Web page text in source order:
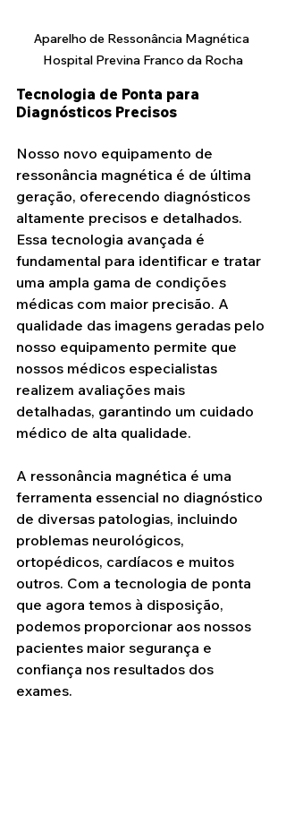
Aparelho de Ressonância Magnética
Hospital Previna Franco da Rocha
Tecnologia de Ponta para
Diagnósticos Precisos
Nosso novo equipamento de
ressonância magnética é de última
geração, oferecendo diagnósticos
altamente precisos e detalhados.
Essa tecnologia avançada é
fundamental para identificar e tratar
uma ampla gama de condições
médicas com maior precisão. A
qualidade das imagens geradas pelo
nosso equipamento permite que
nossos médicos especialistas
realizem avaliações mais
detalhadas, garantindo um cuidado
médico de alta qualidade.
A ressonância magnética é uma
ferramenta essencial no diagnóstico
de diversas patologias, incluindo
problemas neurológicos,
ortopédicos, cardíacos e muitos
outros. Com a tecnologia de ponta
que agora temos à disposição,
podemos proporcionar aos nossos
pacientes maior segurança e
confiança nos resultados dos
exames.